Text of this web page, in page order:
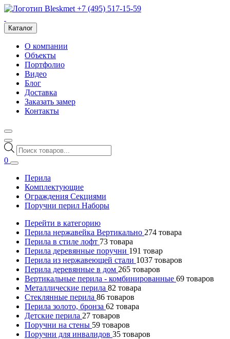
+7 (495) 517-15-59
Каталог
О компании
Объекты
Портфолио
Видео
Блог
Доставка
Заказать замер
Контакты
Поиск
товаров
0
Перила
Комплектующие
Ограждения Секциями
Поручни перил Наборы
Перейти в категорию
Перила нержавейка Вертикально 274 товара
Перила в стиле лофт 73 товара
Перила деревянные поручни 191 товар
Перила из нержавеющей стали 1037 товаров
Перила деревянные в дом 265 товаров
Вертикальные перила - комбинированные 69 товаров
Металлические перила 82 товара
Стеклянные перила 86 товаров
Перила золото, бронза 62 товара
Детские перила 27 товаров
Поручни на стены 59 товаров
Поручни для инвалидов 35 товаров